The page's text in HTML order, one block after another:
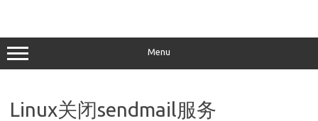
Menu
Linux关闭sendmail服务